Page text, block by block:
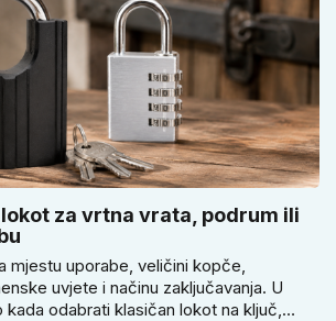
za vrtna vrata, podrum ili
mjestu uporabe, veličini kopče,
uvjete i načinu zaključavanja. U
odabrati klasičan lokot na ključ,